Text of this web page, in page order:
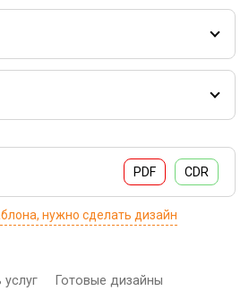
Ø32 мм
Ø58 мм
70х25мм
выделиться, станут отличным
интересным дополнением к
А значок с логотипом компаний
и прекрасно подойдет как
PDF CDR
нужно сделать дизайн
Готовые дизайны